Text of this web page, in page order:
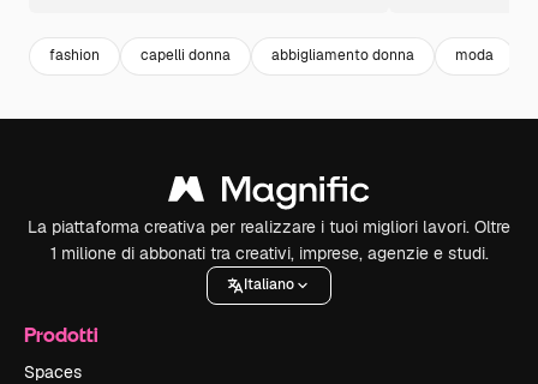
fashion capelli donna abbigliamento donna moda
La piattaforma creativa per realizzare i tuoi migliori lavori. Oltre
1 milione di abbonati tra creativi, imprese, agenzie e studi.
Italiano
Prodotti
Spaces